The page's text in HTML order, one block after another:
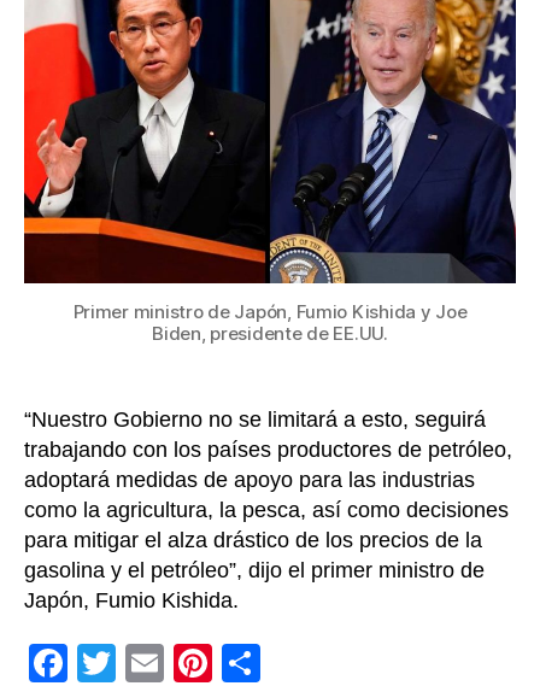
y
de
sus
Primer ministro de Japón, Fumio Kishida y Joe
Biden, presidente de EE.UU.
“Nuestro Gobierno no se limitará a esto, seguirá
trabajando con los países productores de petróleo,
adoptará medidas de apoyo para las industrias
como la agricultura, la pesca, así como decisiones
para mitigar el alza drástico de los precios de la
gasolina y el petróleo”, dijo el primer ministro de
Japón, Fumio Kishida.
F
T
E
Pi